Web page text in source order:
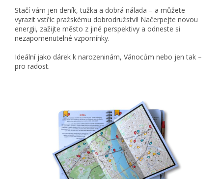
Stačí vám jen deník, tužka a dobrá nálada – a můžete
vyrazit vstříc pražskému dobrodružství! Načerpejte novou
energii, zažijte město z jiné perspektivy a odneste si
nezapomenutelné vzpomínky.
Ideální jako dárek k narozeninám, Vánocům nebo jen tak –
pro radost.